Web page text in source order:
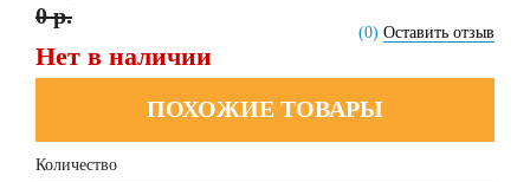
(0) Оставить отзыв
0 р.
Нет в наличии
ПОХОЖИЕ ТОВАРЫ
Количество